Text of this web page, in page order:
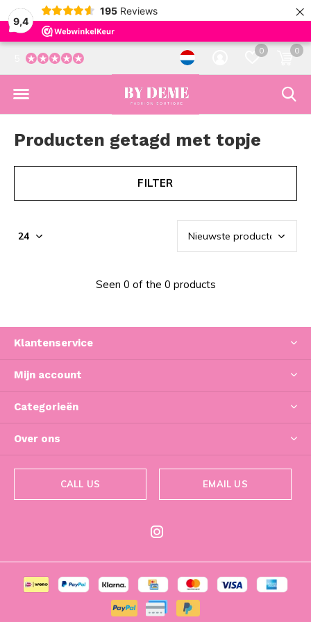
9,4
195 Reviews ×
0 0
Producten getagd met topje
FILTER
Seen 0 of the 0 products
Klantenservice
Mijn account
Categorieën
Over ons
CALL US EMAIL US